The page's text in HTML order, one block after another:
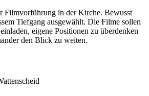
Filmvorführung in der Kirche. Bewusst
Tiefgang ausgewählt. Die Filme sollen
eigene Positionen zu überdenken
den Blick zu weiten.